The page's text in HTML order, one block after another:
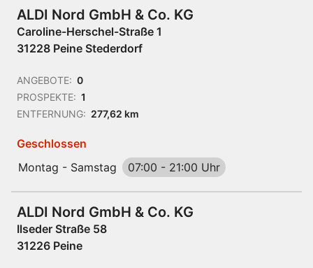
ALDI Nord GmbH & Co. KG
Caroline-Herschel-Straße 1
31228 Peine Stederdorf
ANGEBOTE: 0
PROSPEKTE: 1
ENTFERNUNG: 277,62 km
Geschlossen
Montag - Samstag
07:00 - 21:00 Uhr
ALDI Nord GmbH & Co. KG
Ilseder Straße 58
31226 Peine